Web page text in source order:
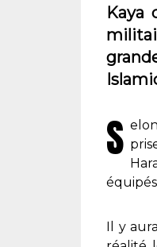
Kaya
S
Il y